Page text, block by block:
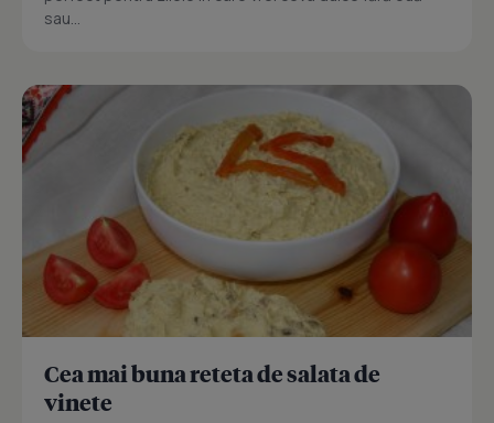
sau...
Cea mai buna reteta de salata de
vinete